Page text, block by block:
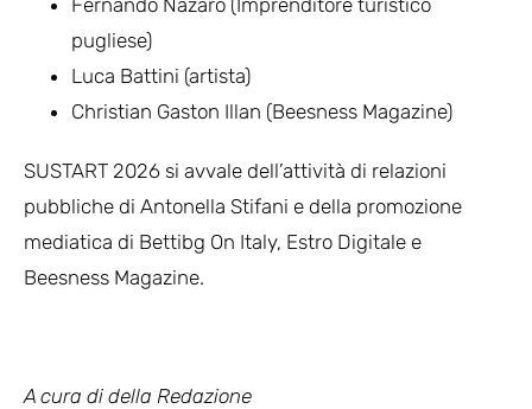
pugliese)
Luca Battini (artista)
Christian Gaston Illan (Beesness Magazine)
SUSTART 2026 si avvale dell’attività di relazioni
pubbliche di Antonella Stifani e della promozione
mediatica di Bettibg On Italy, Estro Digitale e
Beesness Magazine.
A cura di della Redazione